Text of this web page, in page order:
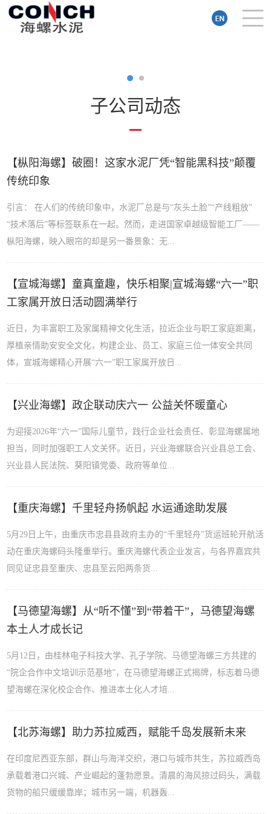
子公司动态
【枞阳海螺】破圈！这家水泥厂凭“智能黑科技”颠覆
传统印象
引言： 在人们的传统印象中，水泥厂总是与“灰头土脸”“产线粗放”
“技术落后”等标签联系在一起。然而，走进国家卓越级智能工厂——
枞阳海螺，映入眼帘的却是另一番景象：无...
【宣城海螺】童真童趣，快乐相聚|宣城海螺“六一”职
工家属开放日活动圆满举行
近日，为丰富职工及家属精神文化生活，拉近企业与职工家庭距离，
厚植亲情助安安全文化，构建企业、员工、家庭三位一体安全共同
体，宣城海螺精心开展“六一”职工家属开放日...
【兴业海螺】政企联动庆六一 公益关怀暖童心
为迎接2026年“六一”国际儿童节，践行企业社会责任、彰显海螺属地
担当，同时加强职工人文关怀。近日，兴业海螺联合兴业县总工会、
兴业县人民法院、葵阳镇党委、政府等单位...
【重庆海螺】千里轻舟扬帆起 水运通途助发展
5月29日上午，由重庆市忠县县政府主办的“千里轻舟”货运班轮开航活
动在重庆海螺码头隆重举行。重庆海螺代表企业发言，与各界嘉宾共
同见证忠县至重庆、忠县至云阳两条货...
【马德望海螺】从“听不懂”到“带着干”，马德望海螺
本土人才成长记
5月12日，由桂林电子科技大学、孔子学院、马德望海螺三方共建的
“院企合作中文培训示范基地”，在马德望海螺正式揭牌，标志着马德
望海螺在深化校企合作、推进本土化人才培...
【北苏海螺】助力苏拉威西，赋能千岛发展新未来
在印度尼西亚东部，群山与海洋交织，港口与城市共生，苏拉威西岛
承载着港口兴城、产业崛起的蓬勃愿景。清晨的海风掠过码头，满载
货物的船只缓缓靠岸；城市另一端，机器轰...